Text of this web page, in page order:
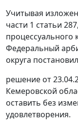
Учитывая
части 1 статьи 287,
процессуального
Федеральный
округа
решение от
Кемеровской
оставить без
удовлетворения.